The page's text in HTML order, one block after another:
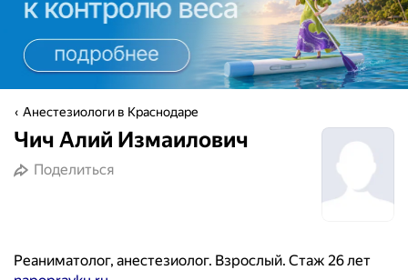
Анестезиологи в Краснодаре
Чич Алий Измаилович
Поделиться
Реаниматолог, анестезиолог. Взрослый. Стаж 26 лет